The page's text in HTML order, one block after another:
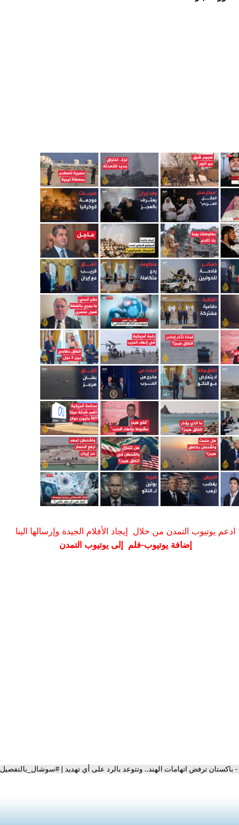
ادعم يوتيوب التمدن من خلال إيجاد الأفلام الجيدة وإرسالها الينا
إضافة يوتيوب-فلم إلى يوتيوب التمدن
- باكستان ترفض اتهامات الهند.. وتتوعد بالرد على أي تهديد | #سوشال_بالتفصيل